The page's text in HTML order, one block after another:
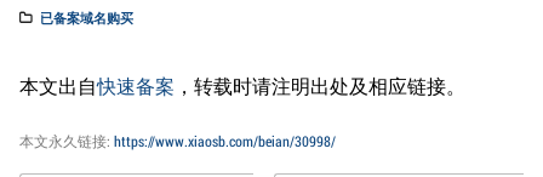
已备案域名购买
本文出自快速备案 ，转载时请注明出处及相应链接。
本文永久链接: https://www.xiaosb.com/beian/30998/